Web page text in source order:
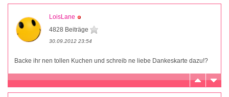
LoisLane
4828 Beiträge
30.09.2012 23:54
Backe ihr nen tollen Kuchen und schreib ne liebe Dankeskarte dazu!?